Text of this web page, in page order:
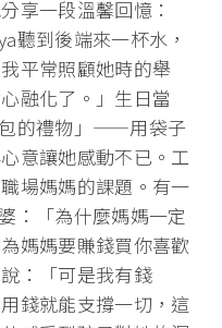
享一段溫馨回憶：
聽到後端來一杯水，
平常照顧她時的舉
融化了。」生日當
的禮物」——用袋子
意讓她感動不已。工
場媽媽的課題。有一
：「為什麼媽媽一定
媽媽要賺錢買你喜歡
：「可是我有錢
錢就能支撐一切，這